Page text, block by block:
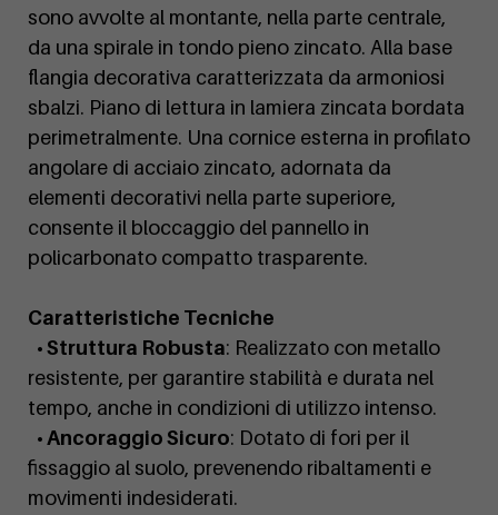
sono avvolte al montante, nella parte centrale,
da una spirale in tondo pieno zincato. Alla base
flangia decorativa caratterizzata da armoniosi
sbalzi. Piano di lettura in lamiera zincata bordata
perimetralmente. Una cornice esterna in profilato
angolare di acciaio zincato, adornata da
elementi decorativi nella parte superiore,
consente il bloccaggio del pannello in
policarbonato compatto trasparente.
Caratteristiche Tecniche
• Struttura Robusta: Realizzato con metallo
resistente, per garantire stabilità e durata nel
tempo, anche in condizioni di utilizzo intenso.
• Ancoraggio Sicuro: Dotato di fori per il
fissaggio al suolo, prevenendo ribaltamenti e
movimenti indesiderati.